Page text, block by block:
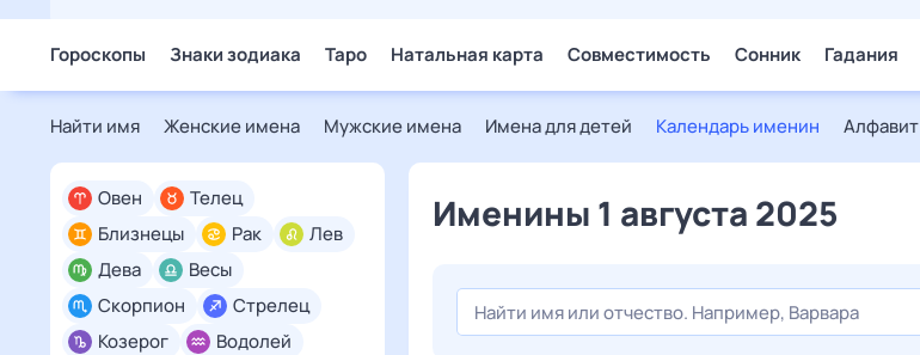
Гороскопы Знаки зодиака Таро Натальная карта Совместимость Сонник Гадания
Найти имя Женские имена Мужские имена Имена для детей Календарь именин Алфавит
Овен
Телец
Близнецы
Рак
Лев
Дева
Весы
Скорпион
Стрелец
Козерог
Водолей
Именины 1 августа 2025